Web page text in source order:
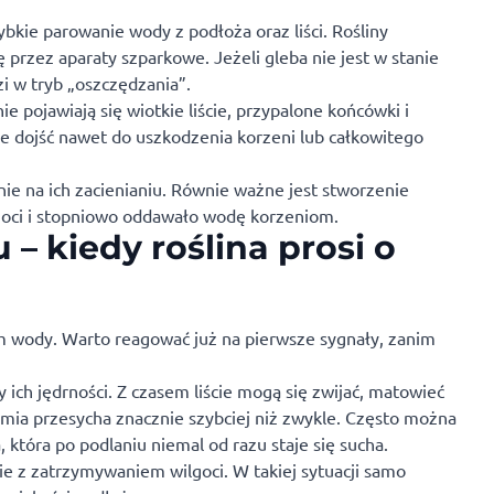
parowanie wody z podłoża oraz liści. Rośliny
aparaty szparkowe. Jeżeli gleba nie jest w stanie
tryb „oszczędzania”.
pojawiają się wiotkie liście, przypalone końcówki i
dojść nawet do uszkodzenia korzeni lub całkowitego
na ich zacienianiu. Równie ważne jest stworzenie
i stopniowo oddawało wodę korzeniom.
– kiedy roślina prosi o
Warto reagować już na pierwsze sygnały, zanim
jędrności. Z czasem liście mogą się zwijać, matowieć
przesycha znacznie szybciej niż zwykle. Często można
po podlaniu niemal od razu staje się sucha.
z zatrzymywaniem wilgoci. W takiej sytuacji samo